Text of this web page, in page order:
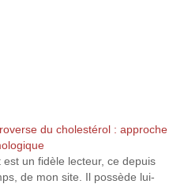
du cholestérol : approche
est un fidèle lecteur, ce depuis
de mon site. Il possède lui-